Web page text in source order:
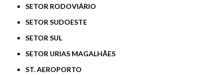
SETOR RODOVIÁRIO
SETOR SUDOESTE
SETOR SUL
SETOR URIAS MAGALHÃES
ST. AEROPORTO